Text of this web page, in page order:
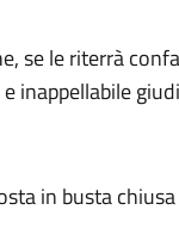
se le riterrà
inappellabile
in busta